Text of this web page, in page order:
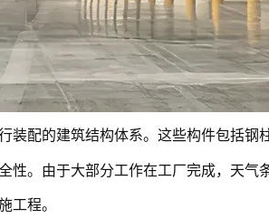
配的建筑结构体系。这些构件包括钢
。由于大部分工作在工厂完成，天气
工程。